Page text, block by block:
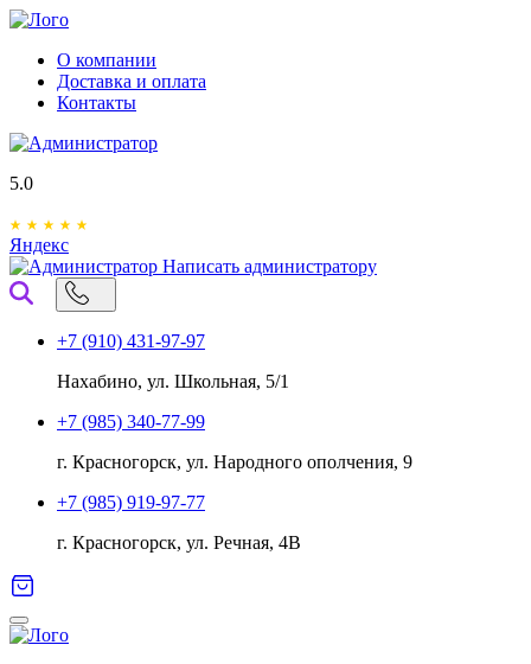
О компании
Доставка и оплата
Контакты
5.0
Яндекс
Написать администратору
+7 (910) 431-97-97
Нахабино, ул. Школьная, 5/1
+7 (985) 340-77-99
г. Красногорск, ул. Народного ополчения, 9
+7 (985) 919-97-77
г. Красногорск, ул. Речная, 4В